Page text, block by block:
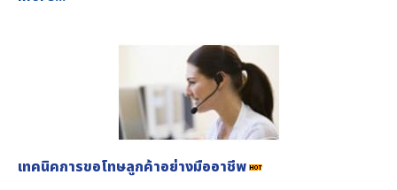
เทคนิคการขอโทษลูกค้าอย่างมืออาชีพ